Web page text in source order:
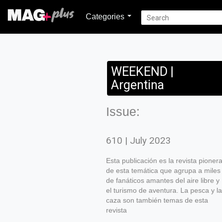
Categories
WEEKEND |
Argentina
Issue:
610 | July 2023
Esta publicación es la revista pionera
de esta temática que agrupa a miles
de fanáticos amantes del aire libre y
el turismo de aventura. La pesca y la
caza son también temas de esta
revista